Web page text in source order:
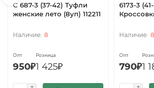
С 687-3 (37-42) Туфли
женские лето (8уп) 112211
8
Опт
950₽
Розница
1 425₽
6173-3
8
Опт
790₽1